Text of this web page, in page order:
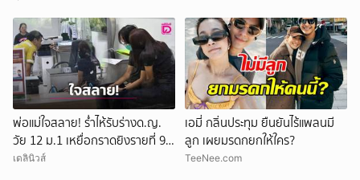
พ่อแม่ใจสลาย! ร่ำไห้รับร่างด.ญ.
วัย 12 ม.1 เหยื่อกราดยิงรายที่ 9
สุดเศร้านำไปบำเพ็ญกุศล
เดลินิวส์
เอมี่ กลิ่นประทุม ยืนยันไร้แพลนมี
ลูก เผยมรดกยกให้ใคร?
TeeNee.com